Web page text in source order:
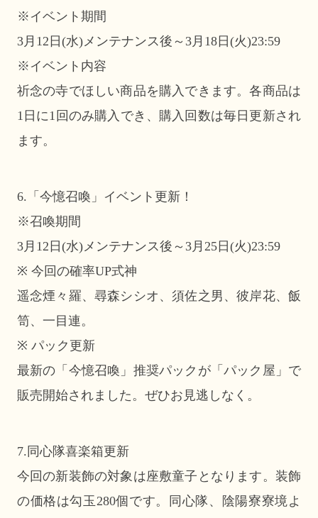
※イベント期間
3月12日(水)メンテナンス後～3月18日(火)23:59
※イベント内容
祈念の寺でほしい商品を購入できます。各商品は
1日に1回のみ購入でき、購入回数は毎日更新され
ます。
6.「今憶召喚」イベント更新！
※召喚期間
3月12日(水)メンテナンス後～3月25日(火)23:59
※ 今回の確率UP式神
遥念煙々羅、尋森シシオ、須佐之男、彼岸花、飯
笥、一目連。
※ パック更新
最新の「今憶召喚」推奨パックが「パック屋」で
販売開始されました。ぜひお見逃しなく。
7.同心隊喜楽箱更新
今回の新装飾の対象は座敷童子となります。装飾
の価格は勾玉280個です。同心隊、陰陽寮寮境よ